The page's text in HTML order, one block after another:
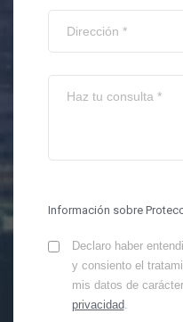
Información sobre
Declaro haber
y consiento el
mis datos de
privacidad.